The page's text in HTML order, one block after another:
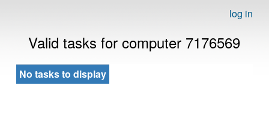
log in
Valid tasks for computer 7176569
No tasks to display